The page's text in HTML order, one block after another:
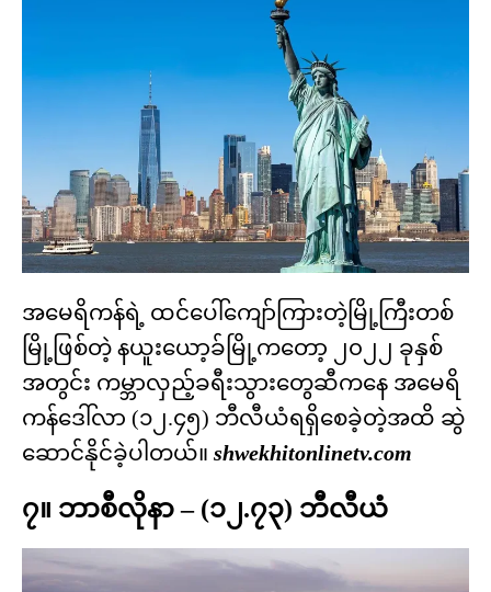
အမေရိကန်ရဲ့ ထင်ပေါ်ကျော်ကြားတဲ့မြို့ကြီးတစ်
မြို့ဖြစ်တဲ့ နယူးယော့ခ်မြို့ကတော့ ၂၀၂၂ ခုနှစ်
အတွင်း ကမ္ဘာလှည့်ခရီးသွားတွေဆီကနေ အမေရိ
ကန်ဒေါ်လာ (၁၂.၄၅) ဘီလီယံရရှိစေခဲ့တဲ့အထိ ဆွဲ
ဆောင်နိုင်ခဲ့ပါတယ်။ shwekhitonlinetv.com
၇။ ဘာစီလိုနာ – (၁၂.၇၃) ဘီလီယံ